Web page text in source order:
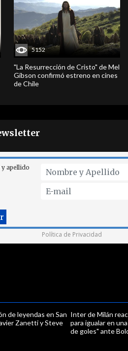
5152
"La Resurrección de Cristo" de Mel
Gibson confirmó estreno en cines
de Chile
apellido
Política de Privacidad
de leyendas en San
Zanetti y Steve
Inter de Milán
para igualar en
de goles" ante